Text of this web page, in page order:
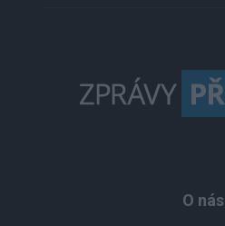
O nás